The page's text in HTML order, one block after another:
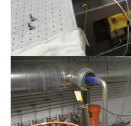
Image